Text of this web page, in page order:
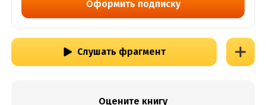
Оформить подписку
Слушать фрагмент
Оцените книгу